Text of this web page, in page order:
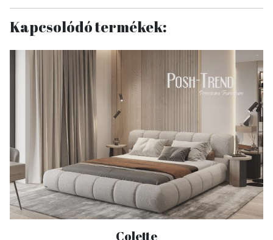
Kapcsolódó termékek:
Colette